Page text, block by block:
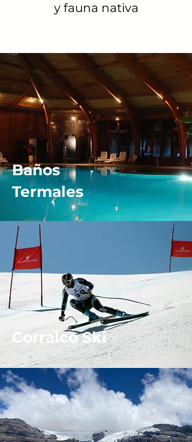
y fauna nativa
Baños
Termales
Corralco Ski